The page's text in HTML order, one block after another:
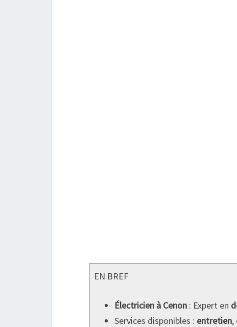
EN BREF
Électricien à Cenon : Expert en
Services disponibles : entretien,